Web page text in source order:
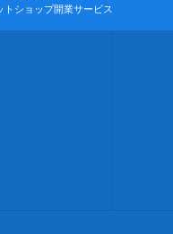
ショップ開業サービス